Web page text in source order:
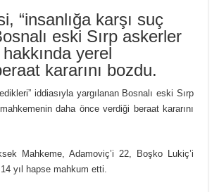
“insanlığa karşı suç
eski Sırp askerler
yerel
kararını bozdu.
iddiasıyla yargılanan Bosnalı eski Sırp
daha önce verdiği beraat kararını
Mahkeme, Adamoviç’i 22, Boşko Lukiç’i
yıl hapse mahkum etti.